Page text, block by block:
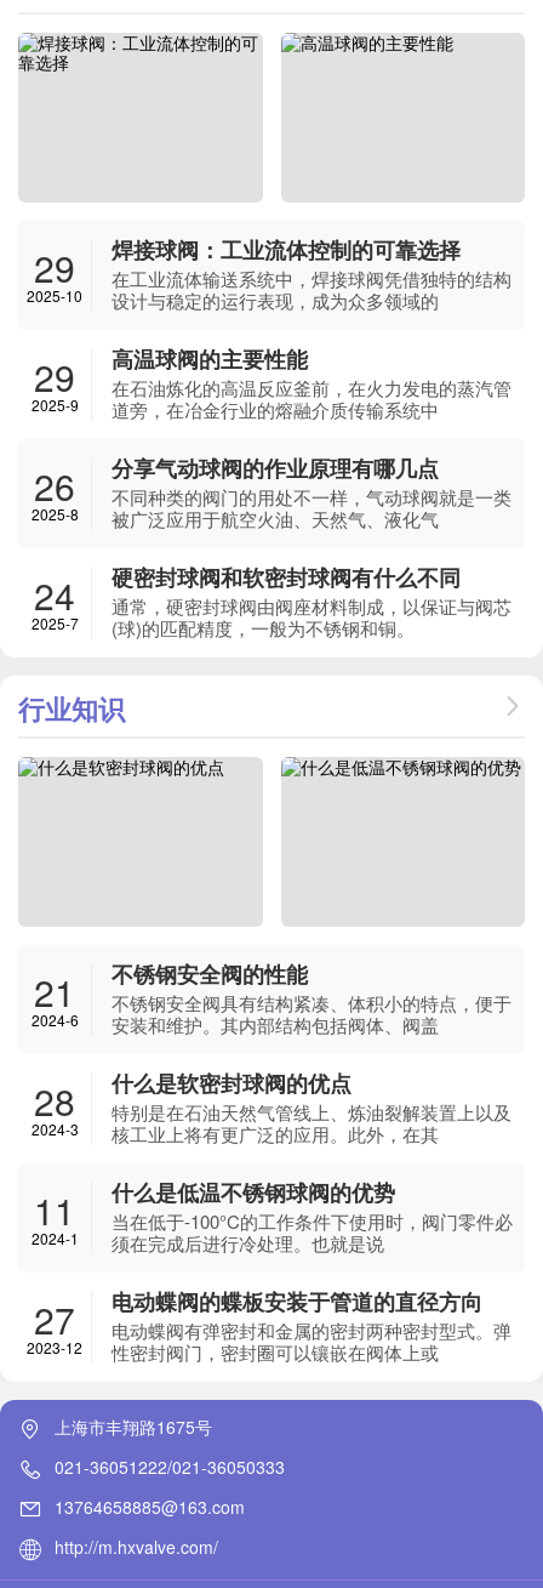
29
2025-10
焊接球阀：工业流体控制的可靠选择
在工业流体输送系统中，焊接球阀凭借独特的结构
设计与稳定的运行表现，成为众多领域的
29
2025-9
高温球阀的主要性能
在石油炼化的高温反应釜前，在火力发电的蒸汽管
道旁，在冶金行业的熔融介质传输系统中
26
2025-8
分享气动球阀的作业原理有哪几点
不同种类的阀门的用处不一样，气动球阀就是一类
被广泛应用于航空火油、天然气、液化气
24
2025-7
硬密封球阀和软密封球阀有什么不同
通常，硬密封球阀由阀座材料制成，以保证与阀芯
(球)的匹配精度，一般为不锈钢和铜。
行业知识
21
2024-6
不锈钢安全阀的性能
不锈钢安全阀具有结构紧凑、体积小的特点，便于
安装和维护。其内部结构包括阀体、阀盖
28
2024-3
什么是软密封球阀的优点
特别是在石油天然气管线上、炼油裂解装置上以及
核工业上将有更广泛的应用。此外，在其
11
2024-1
什么是低温不锈钢球阀的优势
当在低于-100°C的工作条件下使用时，阀门零件必
须在完成后进行冷处理。也就是说
27
2023-12
电动蝶阀的蝶板安装于管道的直径方向
电动蝶阀有弹密封和金属的密封两种密封型式。弹
性密封阀门，密封圈可以镶嵌在阀体上或
上海市丰翔路1675号
021-36051222/021-36050333
13764658885@163.com
http://m.hxvalve.com/